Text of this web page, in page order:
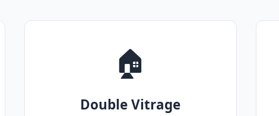
🏠
Double Vitrage